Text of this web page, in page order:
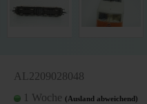
AL2209028048
1 Woche (Ausland abweichend)